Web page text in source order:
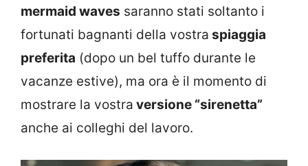
mermaid waves saranno stati soltanto i
fortunati bagnanti della vostra spiaggia
preferita (dopo un bel tuffo durante le
vacanze estive), ma ora è il momento di
mostrare la vostra versione “sirenetta”
anche ai colleghi del lavoro.